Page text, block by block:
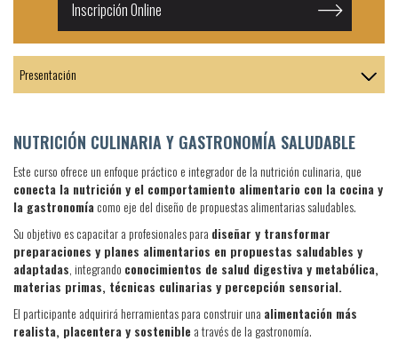
Inscripción Online
NUTRICIÓN CULINARIA Y GASTRONOMÍA SALUDABLE
Este curso ofrece un enfoque práctico e integrador de la nutrición culinaria, que
conecta la nutrición y el comportamiento alimentario con la cocina y
la gastronomía como eje del diseño de propuestas alimentarias saludables.
Su objetivo es capacitar a profesionales para diseñar y transformar
preparaciones y planes alimentarios en propuestas saludables y
adaptadas, integrando conocimientos de salud digestiva y metabólica,
materias primas, técnicas culinarias y percepción sensorial.
El participante adquirirá herramientas para construir una alimentación más
realista, placentera y sostenible a través de la gastronomía.